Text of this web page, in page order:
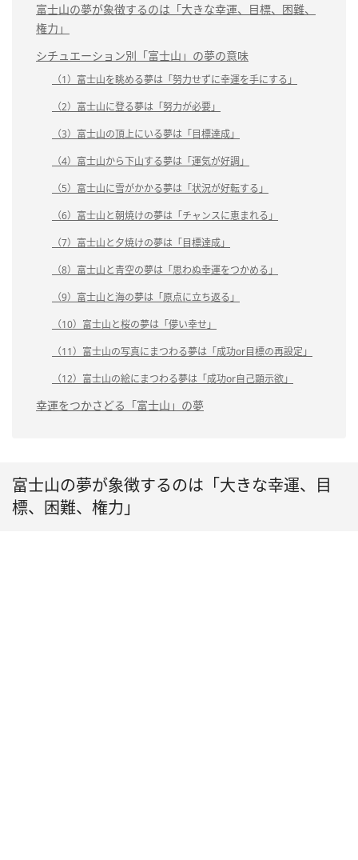
富士山の夢が象徴するのは「大きな幸運、目標、困難、
権力」
シチュエーション別「富士山」の夢の意味
（1）富士山を眺める夢は「努力せずに幸運を手にする」
（2）富士山に登る夢は「努力が必要」
（3）富士山の頂上にいる夢は「目標達成」
（4）富士山から下山する夢は「運気が好調」
（5）富士山に雪がかかる夢は「状況が好転する」
（6）富士山と朝焼けの夢は「チャンスに恵まれる」
（7）富士山と夕焼けの夢は「目標達成」
（8）富士山と青空の夢は「思わぬ幸運をつかめる」
（9）富士山と海の夢は「原点に立ち返る」
（10）富士山と桜の夢は「儚い幸せ」
（11）富士山の写真にまつわる夢は「成功or目標の再設定」
（12）富士山の絵にまつわる夢は「成功or自己顕示欲」
幸運をつかさどる「富士山」の夢
富士山の夢が象徴するのは「大きな幸運、目
標、困難、権力」